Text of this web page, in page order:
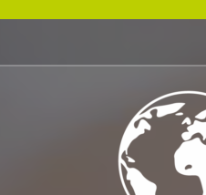
Gestione las oportunidades
Ir a MOBILE CRM ANYWHERE